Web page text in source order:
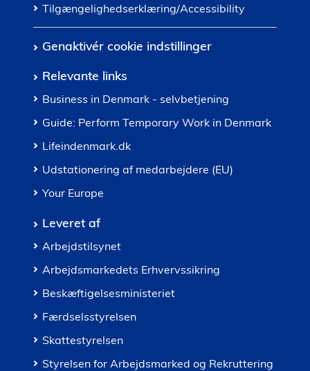
Tilgængelighedserklæring/Accessibility
Genaktivér cookie indstillinger
Relevante links
Business in Denmark - selvbetjening
Guide: Perform Temporary Work in Denmark
Lifeindenmark.dk
Udstationering af medarbejdere (EU)
Your Europe
Leveret af
Arbejdstilsynet
Arbejdsmarkedets Erhvervssikring
Beskæftigelsesministeriet
Færdselsstyrelsen
Skattestyrelsen
Styrelsen for Arbejdsmarked og Rekruttering